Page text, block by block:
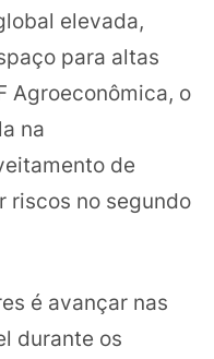
elevada,
para altas
Agroeconômica, o
na
de
riscos no segundo
é avançar nas
durante os